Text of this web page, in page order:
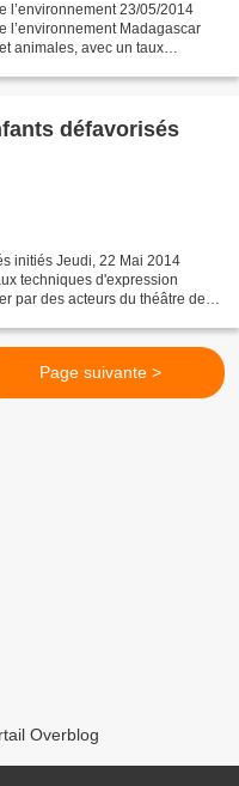
l’environnement 23/05/2014
l’environnement Madagascar
animales, avec un taux
défavorisés
initiés Jeudi, 22 Mai 2014
techniques d'expression
par des acteurs du théâtre de
Page suivante >
Overblog